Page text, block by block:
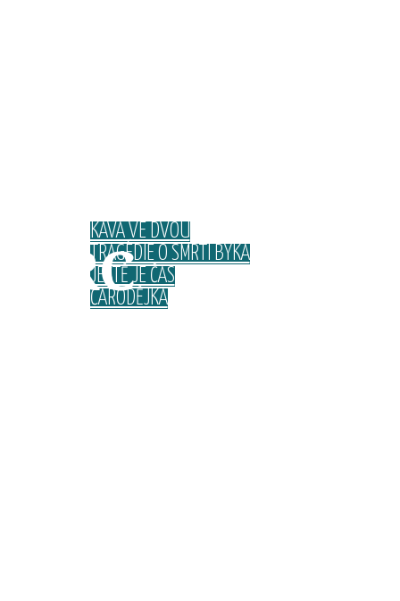
KÁVA VE DVOU
TRAGÉDIE O SMRTI BÝKA
JEŠTĚ JE ČAS
ČARODĚJKA
DRC